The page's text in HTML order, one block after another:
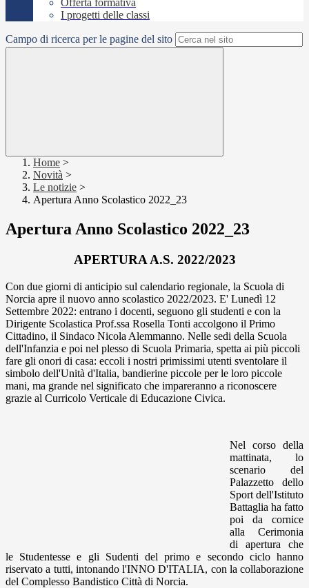
Offerta formativa
I progetti delle classi
Campo di ricerca per le pagine del sito
Home >
Novità >
Le notizie >
Apertura Anno Scolastico 2022_23
Apertura Anno Scolastico 2022_23
APERTURA A.S. 2022/2023
Con due giorni di anticipio sul calendario regionale, la Scuola di
Norcia apre il nuovo anno scolastico 2022/2023. E' Lunedì 12
Settembre 2022: entrano i docenti, seguono gli studenti e con la
Dirigente Scolastica Prof.ssa Rosella Tonti accolgono il Primo
Cittadino, il Sindaco Nicola Alemmanno. Nelle sedi della Scuola
dell'Infanzia e poi nel plesso di Scuola Primaria, spetta ai più piccoli
fare gli onori di casa: eccoli i nostri primissimi utenti sventolare il
simbolo dell'Unità d'Italia, bandierine piccole per le loro piccole
mani, ma grande nel significato che impareranno a riconoscere
grazie al Curricolo Verticale di Educazione Civica.
Nel corso della
mattinata, lo
scenario del
Palazzetto dello
Sport dell'Istituto
Battaglia ha fatto
poi da cornice
alla Cerimonia
di apertura che
le Studentesse e gli Sudenti del primo e secondo ciclo hanno
riservato a tutti, intonando l'INNO D'ITALIA, con la collaborazione
del Complesso Bandistico Città di Norcia.